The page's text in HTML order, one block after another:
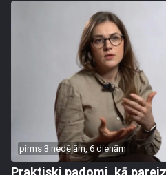
pirms 3 nedēļām, 6 dienām
Praktiski padomi, kā